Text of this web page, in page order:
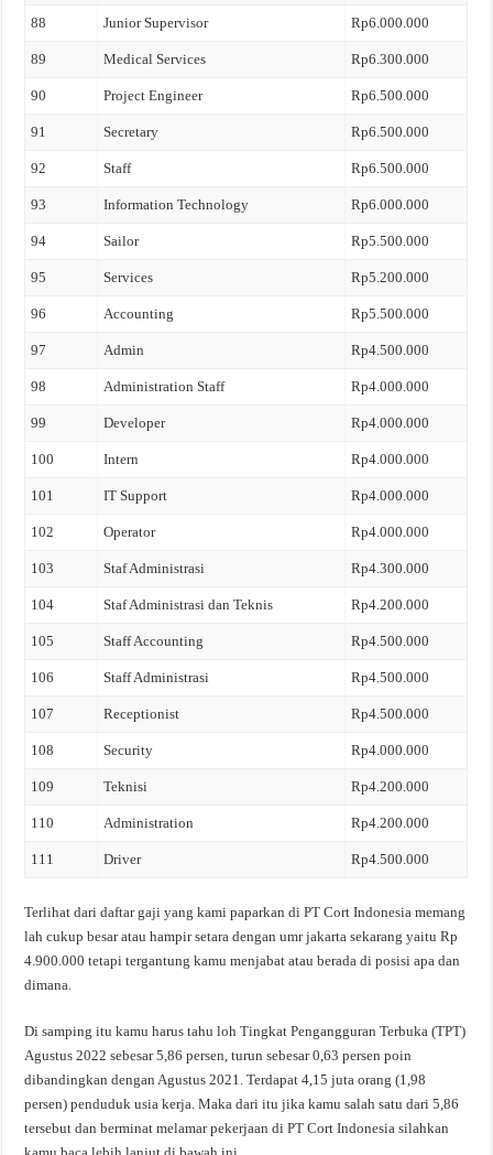
88 Junior Supervisor Rp6.000.000
89 Medical Services Rp6.300.000
90 Project Engineer Rp6.500.000
91 Secretary Rp6.500.000
92 Staff Rp6.500.000
93 Information Technology Rp6.000.000
94 Sailor Rp5.500.000
95 Services Rp5.200.000
96 Accounting Rp5.500.000
97 Admin Rp4.500.000
98 Administration Staff Rp4.000.000
99 Developer Rp4.000.000
100 Intern Rp4.000.000
101 IT Support Rp4.000.000
102 Operator Rp4.000.000
103 Staf Administrasi Rp4.300.000
104 Staf Administrasi dan Teknis Rp4.200.000
105 Staff Accounting Rp4.500.000
106 Staff Administrasi Rp4.500.000
107 Receptionist Rp4.500.000
108 Security Rp4.000.000
109 Teknisi Rp4.200.000
110 Administration Rp4.200.000
111 Driver Rp4.500.000
Terlihat dari daftar gaji yang kami paparkan di PT Cort Indonesia memang
lah cukup besar atau hampir setara dengan umr jakarta sekarang yaitu Rp
4.900.000 tetapi tergantung kamu menjabat atau berada di posisi apa dan
dimana.
Di samping itu kamu harus tahu loh Tingkat Pengangguran Terbuka (TPT)
Agustus 2022 sebesar 5,86 persen, turun sebesar 0,63 persen poin
dibandingkan dengan Agustus 2021. Terdapat 4,15 juta orang (1,98
persen) penduduk usia kerja. Maka dari itu jika kamu salah satu dari 5,86
tersebut dan berminat melamar pekerjaan di PT Cort Indonesia silahkan
kamu baca lebih lanjut di bawah ini.